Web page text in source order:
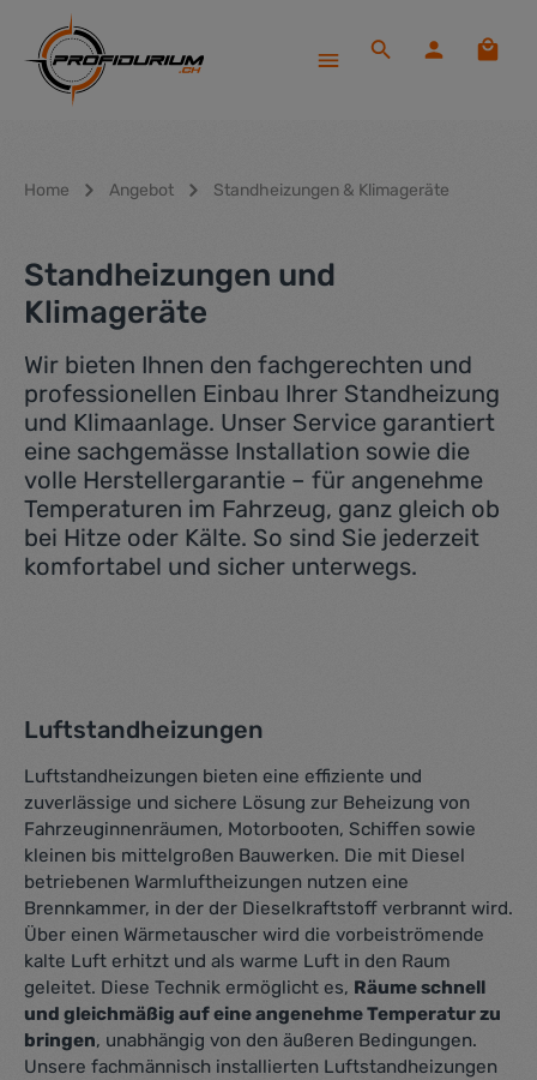
Zum Hauptinhalt springen
Home Angebot Standheizungen & Klimageräte
Standheizungen und
Klimageräte
Wir bieten Ihnen den fachgerechten und
professionellen Einbau Ihrer Standheizung
und Klimaanlage. Unser Service garantiert
eine sachgemässe Installation sowie die
volle Herstellergarantie – für angenehme
Temperaturen im Fahrzeug, ganz gleich ob
bei Hitze oder Kälte. So sind Sie jederzeit
komfortabel und sicher unterwegs.
Luftstandheizungen
Luftstandheizungen bieten eine effiziente und
zuverlässige und sichere Lösung zur Beheizung von
Fahrzeuginnenräumen, Motorbooten, Schiffen sowie
kleinen bis mittelgroßen Bauwerken. Die mit Diesel
betriebenen Warmluftheizungen nutzen eine
Brennkammer, in der der Dieselkraftstoff verbrannt wird.
Über einen Wärmetauscher wird die vorbeiströmende
kalte Luft erhitzt und als warme Luft in den Raum
geleitet. Diese Technik ermöglicht es, Räume schnell
und gleichmäßig auf eine angenehme Temperatur zu
bringen, unabhängig von den äußeren Bedingungen.
Unsere fachmännisch installierten Luftstandheizungen